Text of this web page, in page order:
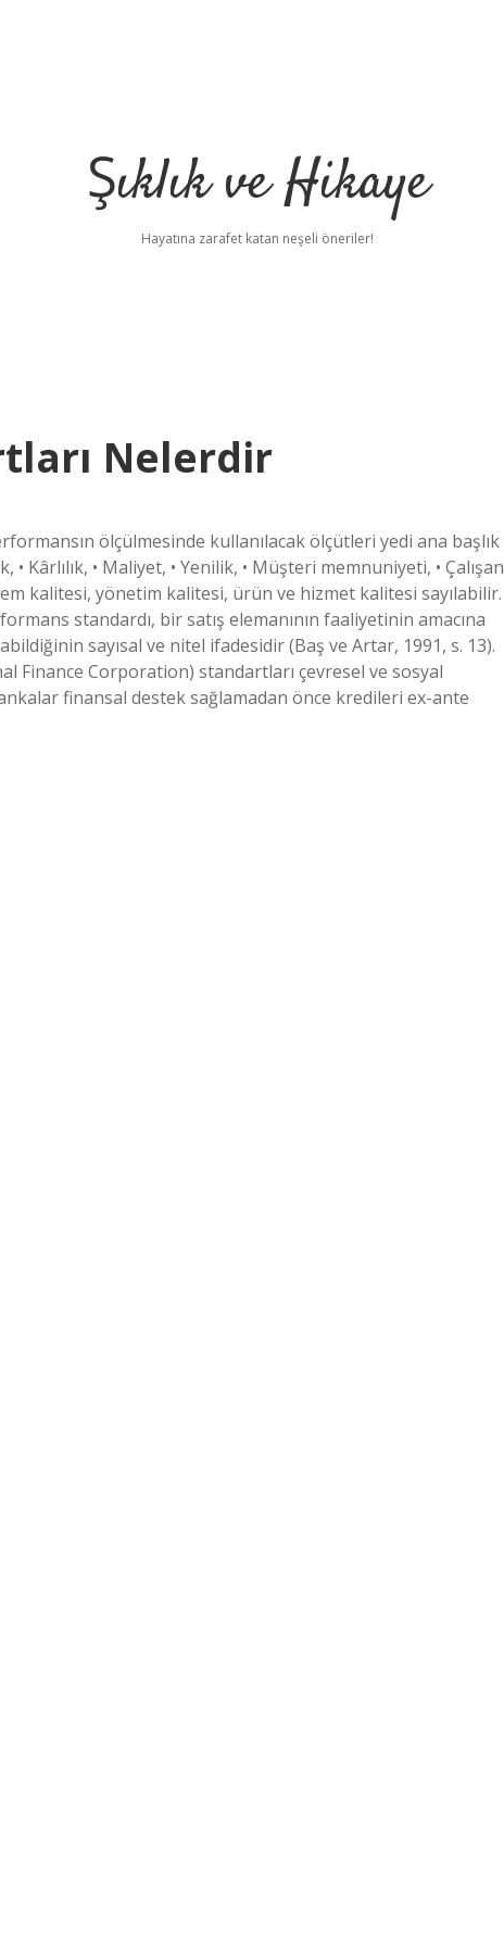
Şıklık ve Hikaye
Hayatına zarafet katan neşeli öneriler!
Nelerdir
ölçülmesinde kullanılacak ölçütleri yedi ana başlık
• Kârlılık, • Maliyet, • Yenilik, • Müşteri memnuniyeti, • Çalışan
kalitesi, yönetim kalitesi, ürün ve hizmet kalitesi sayılabilir.
standardı, bir satış elemanının faaliyetinin amacına
sayısal ve nitel ifadesidir (Baş ve Artar, 1991, s. 13).
Finance Corporation) standartları çevresel ve sosyal
finansal destek sağlamadan önce kredileri ex-ante